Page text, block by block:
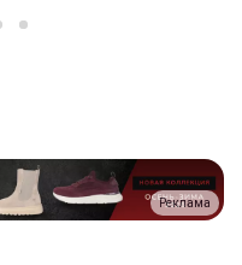
Реклама